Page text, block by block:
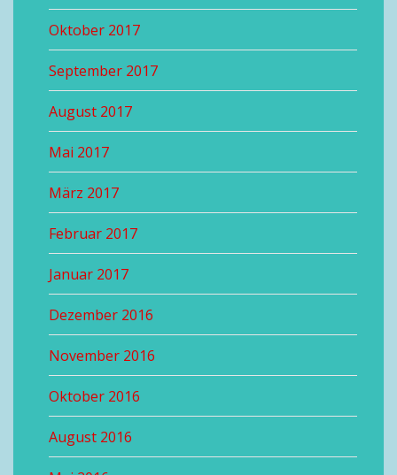
Oktober 2017
September 2017
August 2017
Mai 2017
März 2017
Februar 2017
Januar 2017
Dezember 2016
November 2016
Oktober 2016
August 2016